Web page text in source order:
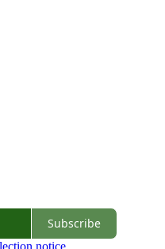
Subscribe
notice